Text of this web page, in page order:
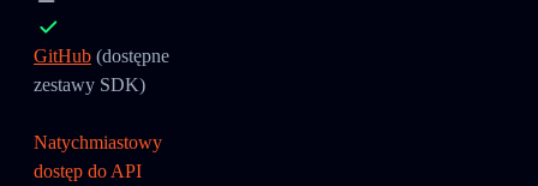
GitHub (dostępne
zestawy SDK)
Natychmiastowy
dostęp do API